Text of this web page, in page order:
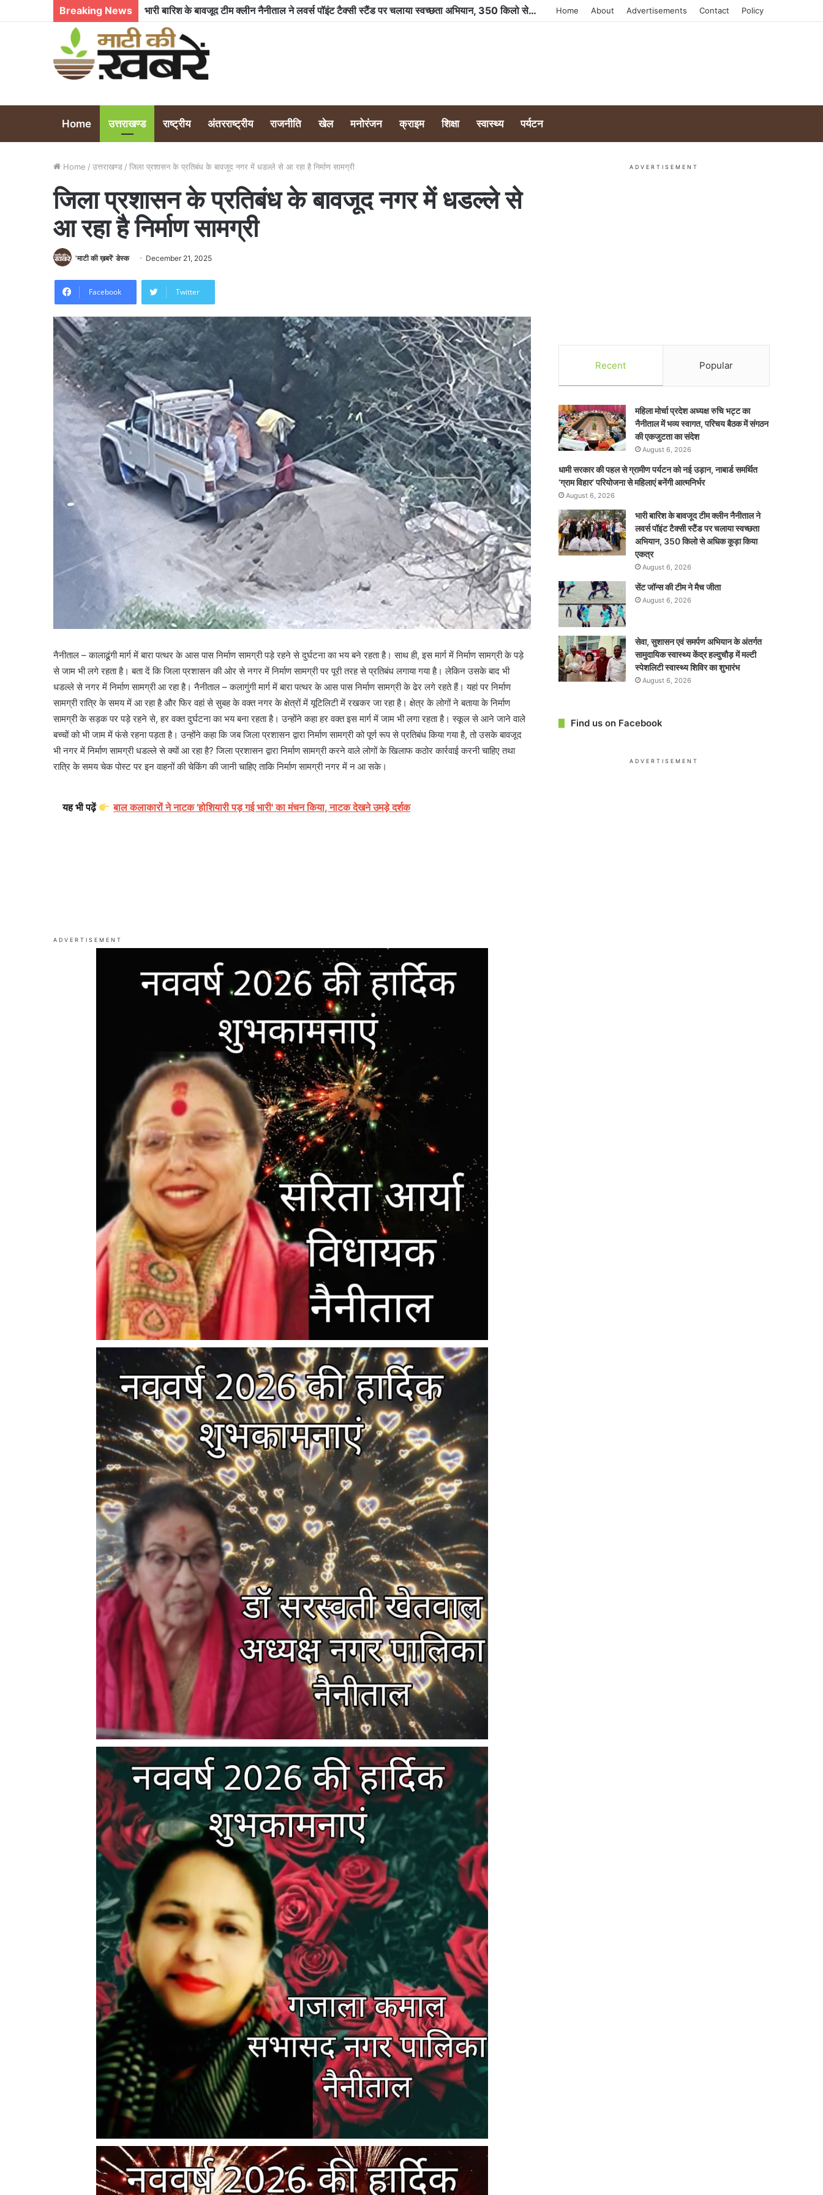
Breaking News सेंट जॉन्स की टीम ने मैच जीता Home About Advertisements Contact Policy
Home उत्तराखण्ड राष्ट्रीय अंतरराष्ट्रीय राजनीति खेल मनोरंजन क्राइम शिक्षा स्वास्थ्य पर्यटन
Home / उत्तराखण्ड / जिला प्रशासन के प्रतिबंध के बावजूद नगर में धडल्ले से आ रहा है निर्माण सामग्री
जिला प्रशासन के प्रतिबंध के बावजूद नगर में धडल्ले से
आ रहा है निर्माण सामग्री
'माटी की ख़बरें' डेस्क December 21, 2025
Facebook Twitter
नैनीताल – कालाढूंगी मार्ग में बारा पत्थर के आस पास निर्माण सामग्री पड़े रहने से दुर्घटना का भय बने रहता है। साथ ही, इस मार्ग में निर्माण सामग्री के पड़े
से जाम भी लगे रहता है। बता दें कि जिला प्रशासन की ओर से नगर में निर्माण सामग्री पर पूरी तरह से प्रतिबंध लगाया गया है। लेकिन उसके बाद भी
धडल्ले से नगर में निर्माण सामग्री आ रहा है। नैनीताल – कलागुंगी मार्ग में बारा पत्थर के आस पास निर्माण सामग्री के ढेर लगे रहते हैं। यहां पर निर्माण
सामग्री रात्रि के समय में आ रहा है और फिर वहां से सुबह के वक्त नगर के क्षेत्रों में यूटिलिटी में रखकर जा रहा है। क्षेत्र के लोगों ने बताया के निर्माण
सामग्री के सड़क पर पड़े रहने से, हर वक्त दुर्घटना का भय बना रहता है। उन्होंने कहा हर वक्त इस मार्ग में जाम भी लगा रहता है। स्कूल से आने जाने वाले
बच्चों को भी जाम में फंसे रहना पड़ता है। उन्होंने कहा कि जब जिला प्रशासन द्वारा निर्माण सामग्री को पूर्ण रूप से प्रतिबंध किया गया है, तो उसके बावजूद
भी नगर में निर्माण सामग्री धडल्ले से क्यों आ रहा है? जिला प्रशासन द्वारा निर्माण सामग्री करने वाले लोगों के खिलाफ कठोर कार्रवाई करनी चाहिए तथा
रात्रि के समय चेक पोस्ट पर इन वाहनों की चेकिंग की जानी चाहिए ताकि निर्माण सामग्री नगर में न आ सके।
यह भी पढ़ें बाल कलाकारों ने नाटक 'होशियारी पड़ गई भारी' का मंचन किया, नाटक देखने उमड़े दर्शक
ADVERTISEMENT
ADVERTISEMENT
Recent Popular
महिला मोर्चा प्रदेश अध्यक्ष रुचि भट्ट का
नैनीताल में भव्य स्वागत, परिचय बैठक में संगठन
की एकजुटता का संदेश
August 6, 2026
धामी सरकार की पहल से ग्रामीण पर्यटन को नई उड़ान, नाबार्ड समर्थित
‘ग्राम विहार’ परियोजना से महिलाएं बनेंगी आत्मनिर्भर
August 6, 2026
भारी बारिश के बावजूद टीम क्लीन नैनीताल ने
लवर्स पॉइंट टैक्सी स्टैंड पर चलाया स्वच्छता
अभियान, 350 किलो से अधिक कूड़ा किया
एकत्र
August 6, 2026
सेंट जॉन्स की टीम ने मैच जीता
August 6, 2026
सेवा, सुशासन एवं समर्पण अभियान के अंतर्गत
सामुदायिक स्वास्थ्य केंद्र हल्दुचौड़ में मल्टी
स्पेशलिटी स्वास्थ्य शिविर का शुभारंभ
August 6, 2026
Find us on Facebook
ADVERTISEMENT